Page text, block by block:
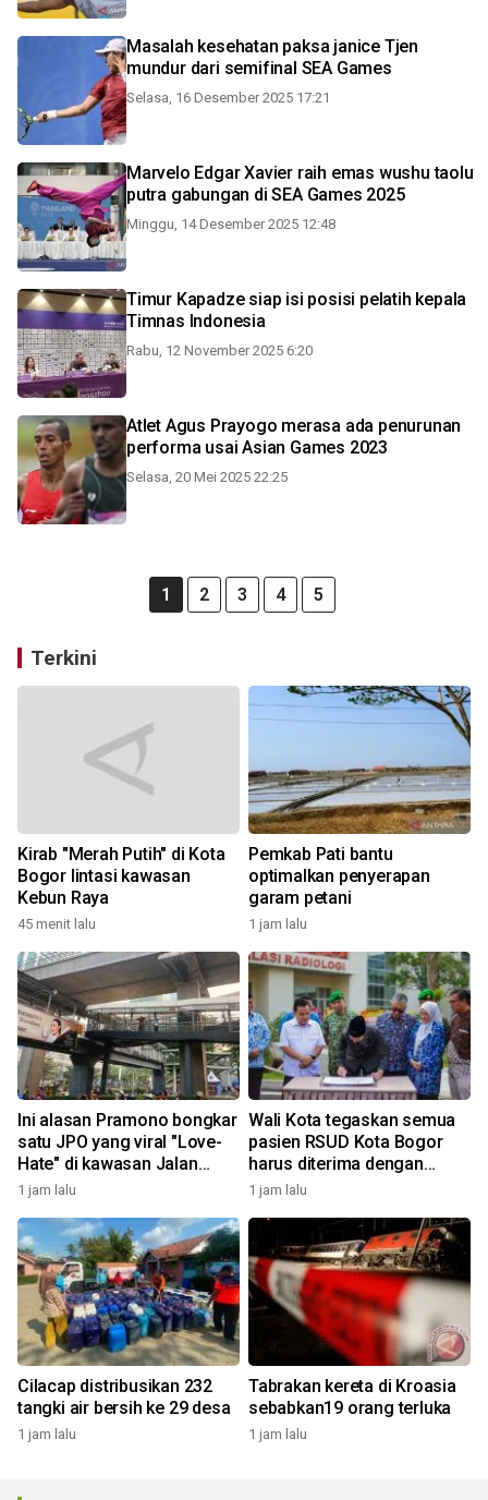
Masalah kesehatan paksa janice Tjen
mundur dari semifinal SEA Games
Selasa, 16 Desember 2025 17:21
Marvelo Edgar Xavier raih emas wushu taolu
putra gabungan di SEA Games 2025
Minggu, 14 Desember 2025 12:48
Timur Kapadze siap isi posisi pelatih kepala
Timnas Indonesia
Rabu, 12 November 2025 6:20
Atlet Agus Prayogo merasa ada penurunan
performa usai Asian Games 2023
Selasa, 20 Mei 2025 22:25
1 2 3 4 5
Terkini
Kirab "Merah Putih" di Kota
Bogor lintasi kawasan
Kebun Raya
45 menit lalu
Pemkab Pati bantu
optimalkan penyerapan
garam petani
1 jam lalu
Ini alasan Pramono bongkar
satu JPO yang viral "Love-
Hate" di kawasan Jalan
Rasuna Said
1 jam lalu
Wali Kota tegaskan semua
pasien RSUD Kota Bogor
harus diterima dengan
profesional
1 jam lalu
Cilacap distribusikan 232
tangki air bersih ke 29 desa
1 jam lalu
Tabrakan kereta di Kroasia
sebabkan19 orang terluka
1 jam lalu